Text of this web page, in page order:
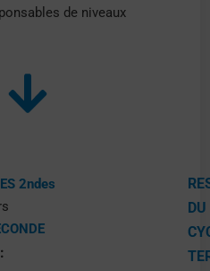
de niveaux
2ndes
DU